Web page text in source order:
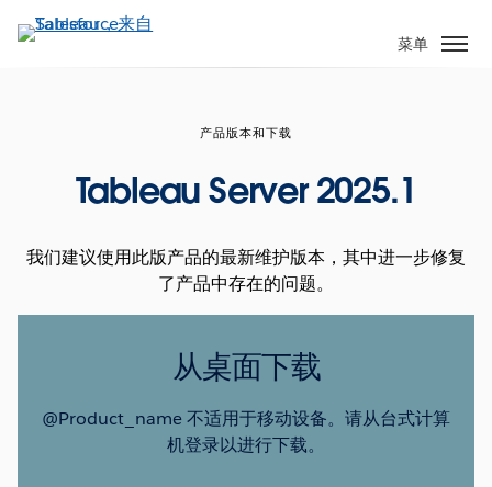
转
菜单
产品版本和下载
Tableau Server 2025.1
我们建议使用此版产品的最新维护版本，其中进一步修复
了产品中存在的问题。
从桌面下载
@Product_name 不适用于移动设备。请从台式计算
机登录以进行下载。